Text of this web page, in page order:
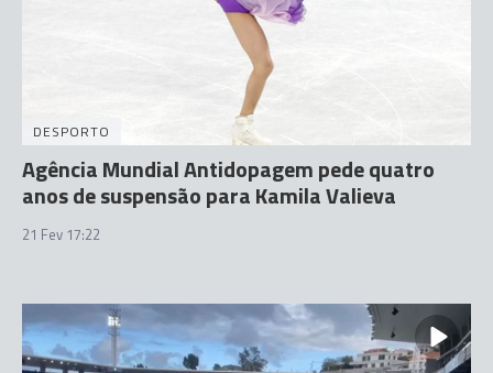
DESPORTO
Agência Mundial Antidopagem pede quatro
anos de suspensão para Kamila Valieva
21 Fev 17:22